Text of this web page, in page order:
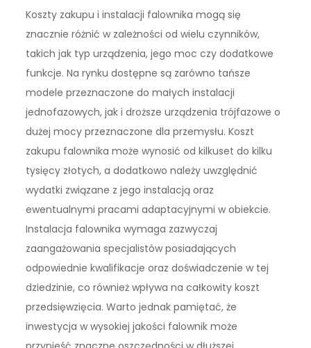
Koszty zakupu i instalacji falownika mogą się
znacznie różnić w zależności od wielu czynników,
takich jak typ urządzenia, jego moc czy dodatkowe
funkcje. Na rynku dostępne są zarówno tańsze
modele przeznaczone do małych instalacji
jednofazowych, jak i droższe urządzenia trójfazowe o
dużej mocy przeznaczone dla przemysłu. Koszt
zakupu falownika może wynosić od kilkuset do kilku
tysięcy złotych, a dodatkowo należy uwzględnić
wydatki związane z jego instalacją oraz
ewentualnymi pracami adaptacyjnymi w obiekcie.
Instalacja falownika wymaga zazwyczaj
zaangażowania specjalistów posiadających
odpowiednie kwalifikacje oraz doświadczenie w tej
dziedzinie, co również wpływa na całkowity koszt
przedsięwzięcia. Warto jednak pamiętać, że
inwestycja w wysokiej jakości falownik może